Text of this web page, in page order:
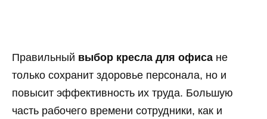
Правильный выбор кресла для офиса не
только сохранит здоровье персонала, но и
повысит эффективность их труда. Большую
часть рабочего времени сотрудники, как и